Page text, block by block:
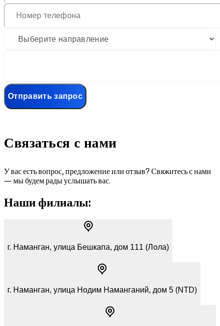
Отправить запрос
Связаться с нами
У вас есть вопрос, предложение или отзыв? Свяжитесь с нами
— мы будем рады услышать вас.
Наши филиалы:
г. Наманган, улица Бешкапа, дом 111 (Лола)
г. Наманган, улица Нодим Намангaний, дом 5 (NTD)